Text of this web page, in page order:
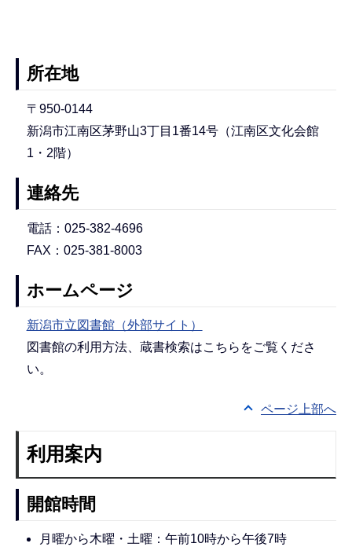
所在地
〒950-0144
新潟市江南区茅野山3丁目1番14号（江南区文化会館
1・2階）
連絡先
電話：025-382-4696
FAX：025-381-8003
ホームページ
新潟市立図書館（外部サイト）
図書館の利用方法、蔵書検索はこちらをご覧くださ
い。
ページ上部へ
利用案内
開館時間
月曜から木曜・土曜：午前10時から午後7時